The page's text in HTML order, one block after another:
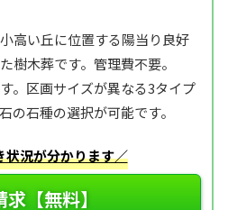
高い丘に位置する陽当り良好
樹木葬です。管理費不要。
。区画サイズが異なる3タイプ
の石種の選択が可能です。
状況が分かります／
【無料】